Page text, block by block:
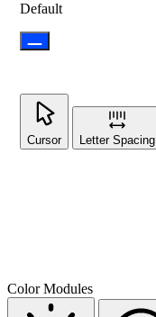
Default
Cursor Letter Spacing
Color Modules